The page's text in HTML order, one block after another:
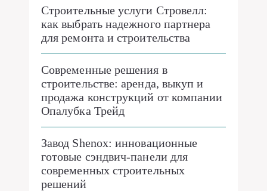
Строительные услуги Стровелл:
как выбрать надежного партнера
для ремонта и строительства
Современные решения в
строительстве: аренда, выкуп и
продажа конструкций от компании
Опалубка Трейд
Завод Shenox: инновационные
готовые сэндвич-панели для
современных строительных
решений